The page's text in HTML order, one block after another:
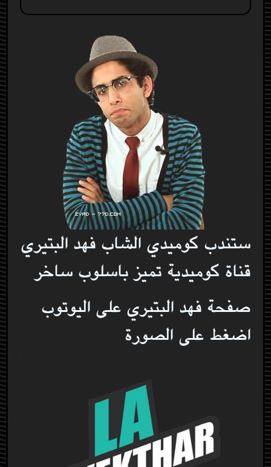
ستندب كوميدي الشاب فهد البتيري
قناة كوميدية تميز باسلوب ساخر
صفحة فهد البتيري على اليوتوب
اضغط على الصورة